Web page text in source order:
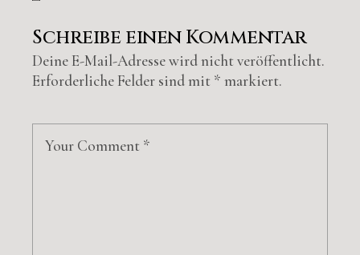
Schreibe einen Kommentar
Deine E-Mail-Adresse wird nicht veröffentlicht.
Erforderliche Felder sind mit * markiert.